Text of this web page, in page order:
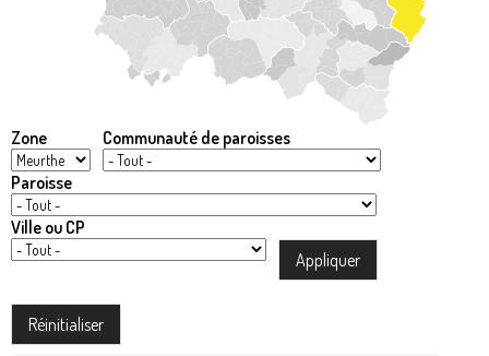
Zone Communauté de paroisses
Paroisse
Ville ou CP